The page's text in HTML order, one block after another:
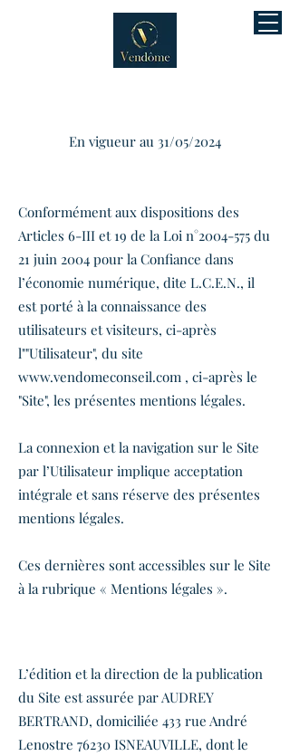
En vigueur au 31/05/2024
Conformément aux dispositions des
Articles 6-III et 19 de la Loi n°2004-575 du
21 juin 2004 pour la Confiance dans
l’économie numérique, dite L.C.E.N., il
est porté à la connaissance des
utilisateurs et visiteurs, ci-après
l""Utilisateur", du site
www.vendomeconseil.com , ci-après le
"Site", les présentes mentions légales.
La connexion et la navigation sur le Site
par l’Utilisateur implique acceptation
intégrale et sans réserve des présentes
mentions légales.
Ces dernières sont accessibles sur le Site
à la rubrique « Mentions légales ».
L’édition et la direction de la publication
du Site est assurée par AUDREY
BERTRAND, domiciliée 433 rue André
Lenostre 76230 ISNEAUVILLE, dont le